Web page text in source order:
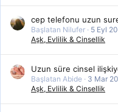
cep telefonu uzun
Başlatan Nilufer 5 Eyl
Aşk, Evlilik & Cinsellik
Uzun süre cinsel
Başlatan Abide 3 Mar
Aşk, Evlilik & Cinsellik